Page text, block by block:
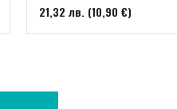
21,32 лв. (10,90 €)